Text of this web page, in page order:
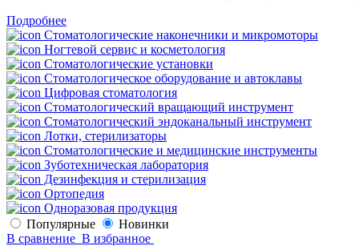
Подробнее
Стоматологические наконечники и микромоторы
Ногтевой сервис и косметология
Стоматологические установки
Стоматологическое оборудование и автоклавы
Цифровая стоматология
Стоматологический вращающий инструмент
Стоматологический эндоканальный инструмент
Лотки, стерилизаторы
Стоматологические и медицинские инструменты
Зуботехническая лаборатория
Дезинфекция и стерилизация
Ортопедия
Одноразовая продукция
Популярные
Новинки
В сравнение В избранное